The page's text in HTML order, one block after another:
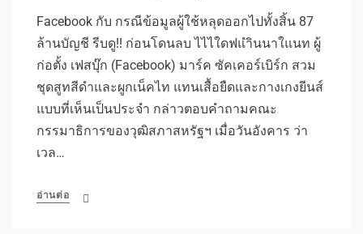
Facebook กับ กรณีข้อมูลผู้ใช้หลุดออกไปทั้งสิ้น 87
ล้านบัญชี รีบดู!! ก่อนโดนลบ ไไไใดฟแำินนาใแนท ผู้
ก่อตั้ง เฟสบุ๊ก (Facebook) มาร์ค ซัคเคอร์เบิร์ก สวม
ชุดสูทสีดำและผูกเน็คไท แทนเสื้อยืดและกางเกงยีนส์
แบบที่เห็นเป็นประจำ กล่าวตอบคำถามคณะ
กรรมาธิการของวุฒิสภาสหรัฐฯ เมื่อวันอังคาร ว่า
เวล…
อ่านต่อ